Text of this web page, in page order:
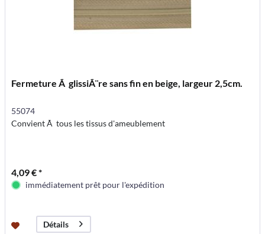
Fermeture Ã glissiÃ¨re sans fin en beige, largeur 2,5cm.
55074
Convient Ã tous les tissus d'ameublement
4,09 € *
immédiatement prêt pour l'expédition
Détails